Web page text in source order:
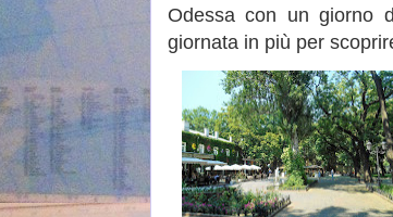
Odessa con un giorno
giornata in più per